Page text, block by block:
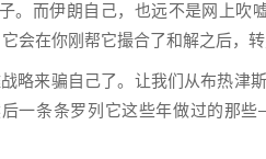
而伊朗自己，也远不是网上吹
在你刚帮它撮合了和解之后，转
略来骗自己了。让我们从布热津
一条条罗列它这些年做过的那